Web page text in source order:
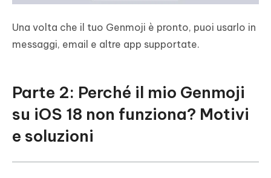
Una volta che il tuo Genmoji è pronto, puoi usarlo in
messaggi, email e altre app supportate.
Parte 2: Perché il mio Genmoji
su iOS 18 non funziona? Motivi
e soluzioni